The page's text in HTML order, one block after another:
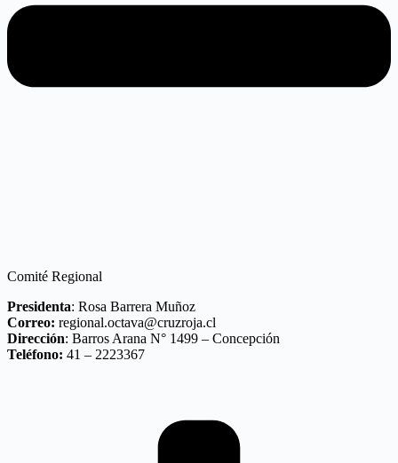
Comité Regional
Presidenta: Rosa Barrera Muñoz
Correo: regional.octava@cruzroja.cl
Dirección: Barros Arana N° 1499 – Concepción
Teléfono: 41 – 2223367